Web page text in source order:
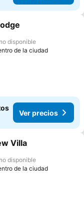
favoritos
disponible
de la ciudad
Ver precios
favoritos
Villa
disponible
de la ciudad